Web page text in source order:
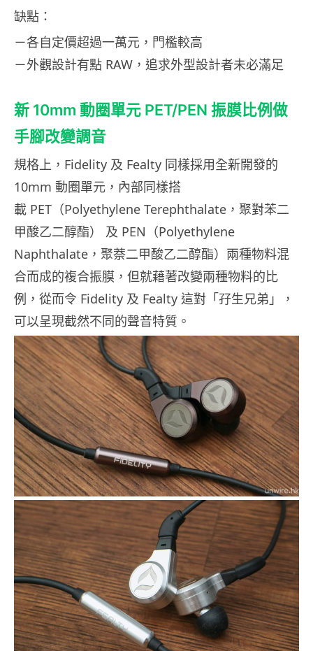
缺點：
－各自定價超過一萬元，門檻較高
－外觀設計有點 RAW，追求外型設計者未必滿足
新 10mm 動圈單元 PET/PEN 振膜比例做
手腳改變調音
規格上，Fidelity 及 Fealty 同樣採用全新開發的
10mm 動圈單元，內部同樣搭
載 PET（Polyethylene Terephthalate，聚對苯二
甲酸乙二醇酯） 及 PEN（Polyethylene
Naphthalate，聚萘二甲酸乙二醇酯）兩種物料混
合而成的複合振膜，但就藉著改變兩種物料的比
例，從而令 Fidelity 及 Fealty 這對「孖生兄弟」，
可以呈現截然不同的聲音特質。